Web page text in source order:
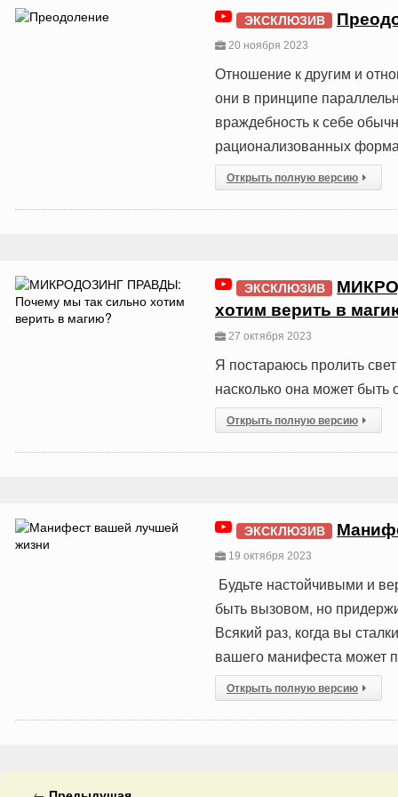
ЭКСКЛЮЗИВ
20 ноября 2023
Отношение к другим и
они в принципе
враждебность к себе
рационализованных
Открыть полную версию
ЭКСКЛЮЗИВ
хотим верить в
27 октября 2023
Я постараюсь пролить
насколько она может
Открыть полную версию
ЭКСКЛЮЗИВ
19 октября 2023
Будьте настойчивыми и
быть вызовом, но
Всякий раз, когда вы
вашего манифеста может
Открыть полную версию